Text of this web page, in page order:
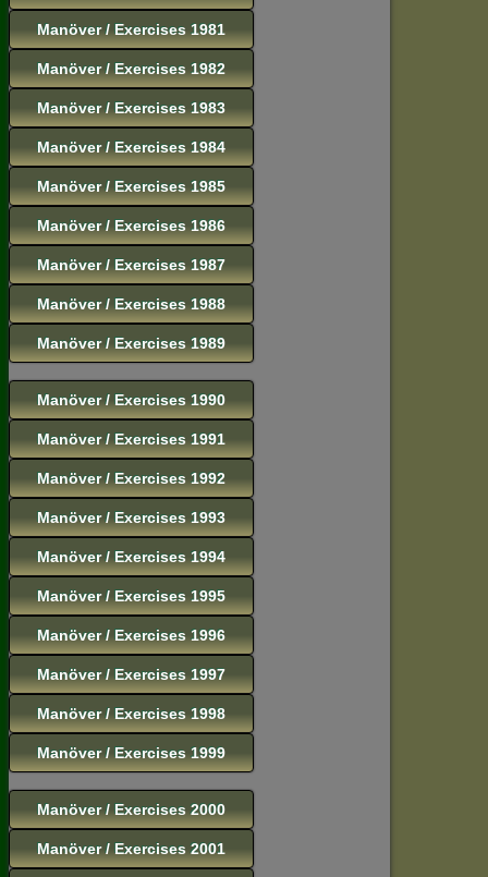
Manöver / Exercises 1981
Manöver / Exercises 1982
Manöver / Exercises 1983
Manöver / Exercises 1984
Manöver / Exercises 1985
Manöver / Exercises 1986
Manöver / Exercises 1987
Manöver / Exercises 1988
Manöver / Exercises 1989
Manöver / Exercises 1990
Manöver / Exercises 1991
Manöver / Exercises 1992
Manöver / Exercises 1993
Manöver / Exercises 1994
Manöver / Exercises 1995
Manöver / Exercises 1996
Manöver / Exercises 1997
Manöver / Exercises 1998
Manöver / Exercises 1999
Manöver / Exercises 2000
Manöver / Exercises 2001